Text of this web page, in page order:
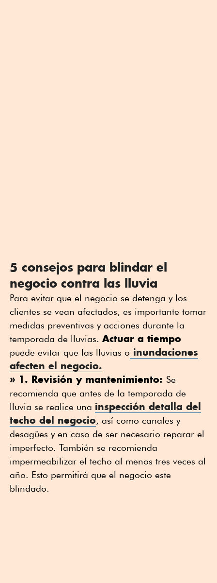
5 consejos para blindar el
negocio contra las lluvia
Para evitar que el negocio se detenga y los
clientes se vean afectados, es importante tomar
medidas preventivas y acciones durante la
temporada de lluvias. Actuar a tiempo
puede evitar que las lluvias o inundaciones
afecten el negocio.
» 1. Revisión y mantenimiento: Se
recomienda que antes de la temporada de
lluvia se realice una inspección detalla del
techo del negocio, así como canales y
desagües y en caso de ser necesario reparar el
imperfecto. También se recomienda
impermeabilizar el techo al menos tres veces al
año. Esto permitirá que el negocio este
blindado.